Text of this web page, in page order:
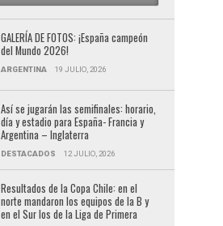
GALERÍA DE FOTOS: ¡España campeón
del Mundo 2026!
ARGENTINA 19 JULIO, 2026
Así se jugarán las semifinales: horario,
día y estadio para España- Francia y
Argentina – Inglaterra
DESTACADOS 12 JULIO, 2026
Resultados de la Copa Chile: en el
norte mandaron los equipos de la B y
en el Sur los de la Liga de Primera